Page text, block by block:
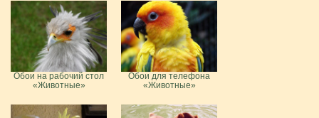
Обои на рабочий стол
«Животные»
Обои для телефона
«Животные»